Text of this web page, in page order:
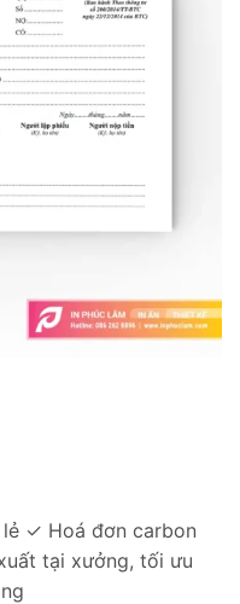
lẻ ✓ Hoá đơn carbon
tại xưởng, tối ưu